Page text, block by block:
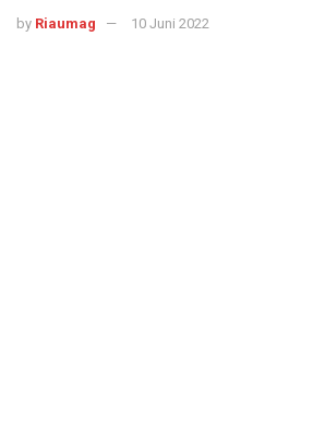
by Riaumag 10 Juni 2022